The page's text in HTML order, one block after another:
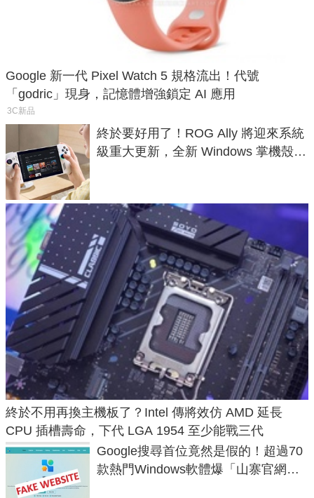
Google 新一代 Pixel Watch 5 規格流出！代號
「godric」現身，記憶體增強鎖定 AI 應用
3C新品
終於要好用了！ROG Ally 將迎來系統
級重大更新，全新 Windows 掌機殼模
終於不用再換主機板了？Intel 傳將效仿 AMD 延長
CPU 插槽壽命，下代 LGA 1954 至少能戰三代
Google搜尋首位竟然是假的！超過70
款熱門Windows軟體爆「山寨官網」